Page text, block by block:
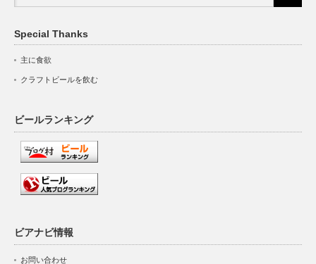
Special Thanks
主に食欲
クラフトビールを飲む
ビールランキング
ビアナビ情報
お問い合わせ